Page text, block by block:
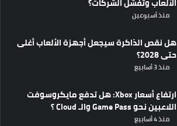
منذ أسبوعين
هل نقص الذاكرة سيجعل أجهزة الألعاب أغلى
حتى 2028؟
منذ 3 أسابيع
ارتفاع أسعار Xbox: هل تدفع مايكروسوفت
اللاعبين نحو Game Pass والـ Cloud ؟
منذ 4 أسابيع